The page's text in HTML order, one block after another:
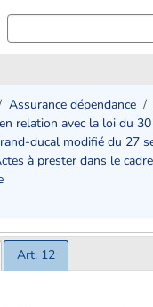
Assurance dépendance
relation avec la loi du
ducal modifié du 27
à prester dans le
Art. 12